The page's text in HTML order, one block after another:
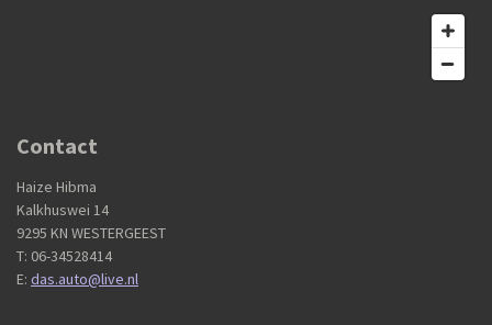
Contact
Haize Hibma
Kalkhuswei 14
9295 KN WESTERGEEST
T: 06-34528414
E: das.auto@live.nl